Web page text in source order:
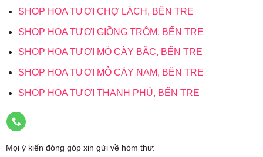
SHOP HOA TƯƠI CHỢ LÁCH, BẾN TRE
SHOP HOA TƯƠI GIỒNG TRÔM, BẾN TRE
SHOP HOA TƯƠI MỎ CÀY BẮC, BẾN TRE
SHOP HOA TƯƠI MỎ CÀY NAM, BẾN TRE
SHOP HOA TƯƠI THẠNH PHÚ, BẾN TRE
Mọi ý kiến đóng góp xin gửi về hòm thư: